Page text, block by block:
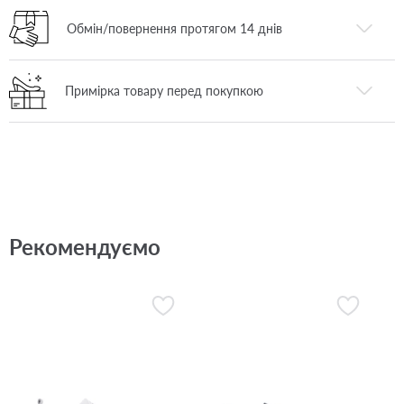
Обмін/повернення протягом 14 днів
Примірка товару перед покупкою
Рекомендуємо